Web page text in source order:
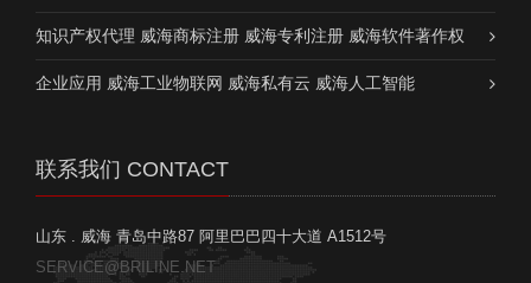
知识产权代理 威海商标注册 威海专利注册 威海软件著作权
企业应用 威海工业物联网 威海私有云 威海人工智能
联系我们 CONTACT
山东 . 威海 青岛中路87 阿里巴巴四十大道 A1512号
SERVICE@BRILINE.NET